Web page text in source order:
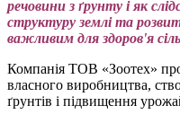
речовини з ґрунту і як
структуру землі та
важливим для здоров'я
Компанія ТОВ «Зоотех»
власного виробництва,
ґрунтів і підвищення